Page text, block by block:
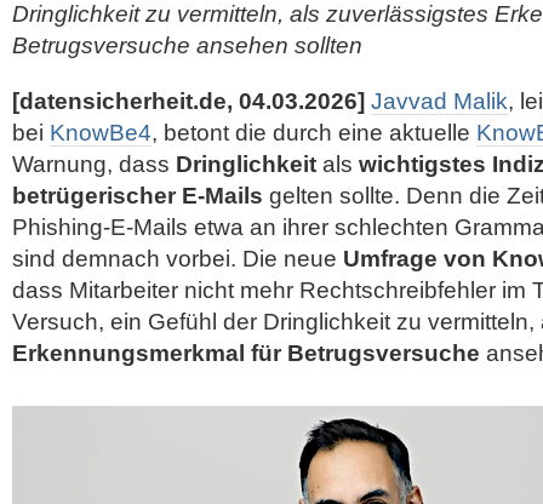
Dringlichkeit zu vermitteln, als zuverlässigstes
Betrugsversuche ansehen sollten
[datensicherheit.de, 04.03.2026] Javvad Malik,
bei KnowBe4, betont die durch eine aktuelle
Warnung, dass Dringlichkeit als wichtigstes
betrügerischer E-Mails gelten sollte. Denn die
Phishing-E-Mails etwa an ihrer schlechten
sind demnach vorbei. Die neue Umfrage von
dass Mitarbeiter nicht mehr Rechtschreibfehler im
Versuch, ein Gefühl der Dringlichkeit zu
Erkennungsmerkmal für Betrugsversuche